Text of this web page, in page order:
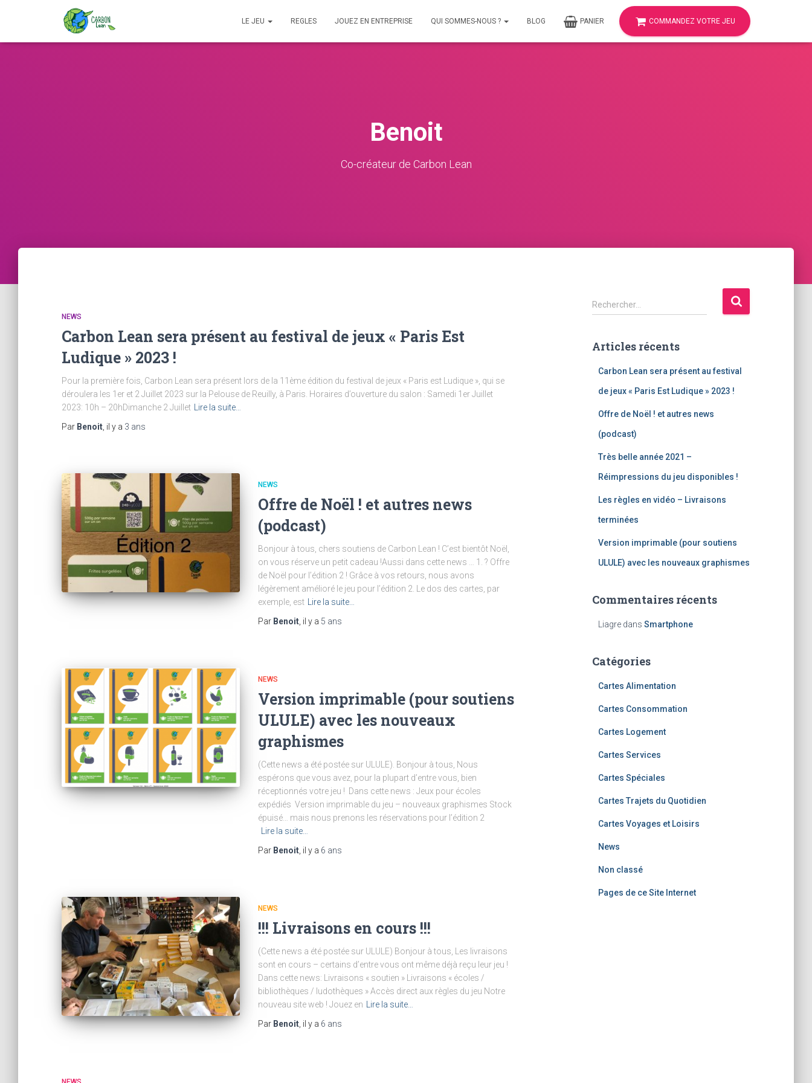
LE JEU REGLES JOUEZ EN ENTREPRISE QUI SOMMES-NOUS ? BLOG PANIER COMMANDEZ VOTRE JEU
Benoit
Co-créateur de Carbon Lean
NEWS
Carbon Lean sera présent au festival de jeux « Paris Est
Ludique » 2023 !
Pour la première fois, Carbon Lean sera présent lors de la 11ème édition du festival de jeux « Paris est Ludique », qui se
déroulera les 1er et 2 Juillet 2023 sur la Pelouse de Reuilly, à Paris. Horaires d’ouverture du salon : Samedi 1er Juillet
2023: 10h – 20hDimanche 2 Juillet
Lire la suite…
Par Benoit , il y a 3 ans
NEWS
Offre de Noël ! et autres news
(podcast)
Bonjour à tous, chers soutiens de Carbon Lean ! C’est bientôt Noël,
on vous réserve un petit cadeau !Aussi dans cette news … 1. ? Offre
de Noël pour l’édition 2 ! Grâce à vos retours, nous avons
légèrement amélioré le jeu pour l’édition 2. Le dos des cartes, par
exemple, est
Lire la suite…
Par Benoit , il y a 5 ans
NEWS
Version imprimable (pour soutiens
ULULE) avec les nouveaux
graphismes
(Cette news a été postée sur ULULE). Bonjour à tous, Nous
espérons que vous avez, pour la plupart d’entre vous, bien
réceptionnés votre jeu ! Dans cette news : Jeux pour écoles
expédiés Version imprimable du jeu – nouveaux graphismes Stock
épuisé… mais nous prenons les réservations pour l’édition 2
Lire la suite…
Par Benoit , il y a 6 ans
NEWS
!!! Livraisons en cours !!!
(Cette news a été postée sur ULULE) Bonjour à tous, Les livraisons
sont en cours – certains d’entre vous ont même déjà reçu leur jeu !
Dans cette news: Livraisons « soutien » Livraisons « écoles /
bibliothèques / ludothèques » Accès direct aux règles du jeu Notre
nouveau site web ! Jouez en
Lire la suite…
Par Benoit , il y a 6 ans
R
e
e
Rechercher…
Articles récents
Carbon Lean sera présent au festival
de jeux « Paris Est Ludique » 2023 !
Offre de Noël ! et autres news
(podcast)
Très belle année 2021 –
Réimpressions du jeu disponibles !
Les règles en vidéo – Livraisons
terminées
Version imprimable (pour soutiens
ULULE) avec les nouveaux graphismes
Commentaires récents
Liagredans Smartphone
Catégories
Cartes Alimentation
Cartes Consommation
Cartes Logement
Cartes Services
Cartes Spéciales
Cartes Trajets du Quotidien
Cartes Voyages et Loisirs
News
Non classé
Pages de ce Site Internet